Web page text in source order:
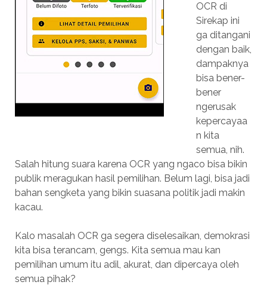
OCR di
Sirekap ini
ga ditangani
dengan baik,
dampaknya
bisa bener-
bener
ngerusak
kepercayaa
n kita
semua, nih.
Salah hitung suara karena OCR yang ngaco bisa bikin
publik meragukan hasil pemilihan. Belum lagi, bisa jadi
bahan sengketa yang bikin suasana politik jadi makin
kacau.
Kalo masalah OCR ga segera diselesaikan, demokrasi
kita bisa terancam, gengs. Kita semua mau kan
pemilihan umum itu adil, akurat, dan dipercaya oleh
semua pihak?